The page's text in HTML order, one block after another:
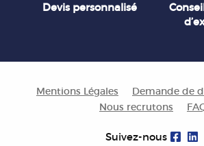
Devis personnalisé
Mentions Légales Demande de
Nous recrutons
Suivez-nous